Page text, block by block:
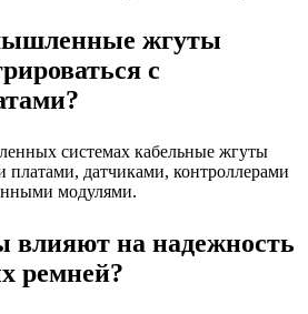
жгуты
с
системах кабельные жгуты
платами, датчиками, контроллерами
модулями.
влияют на надежность
ремней?